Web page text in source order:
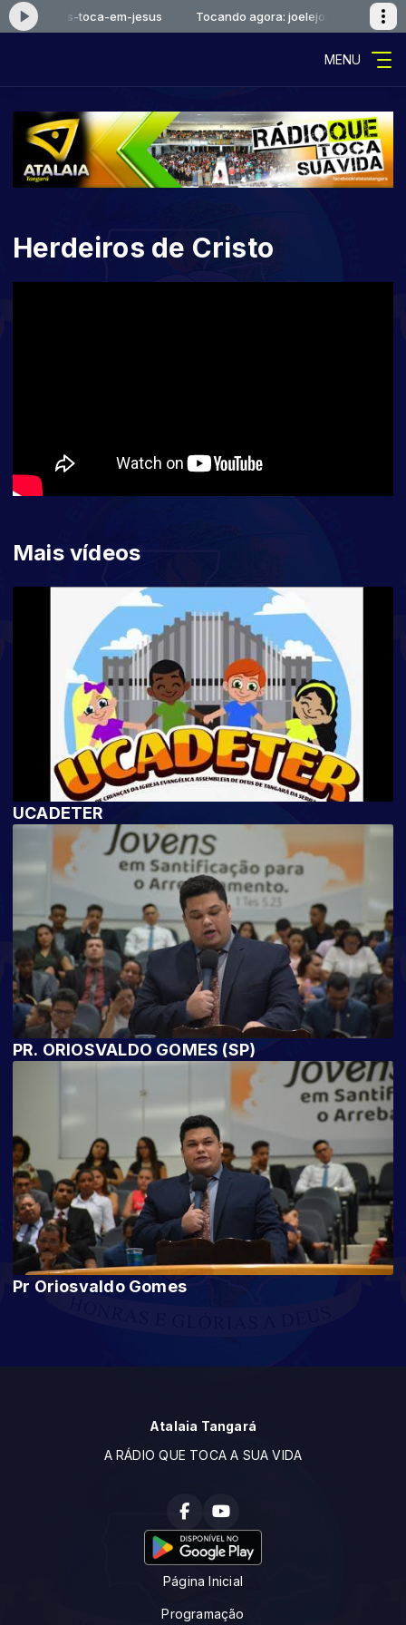
joelejonas-toca-em-jesus Tocando agora: joelejonas-toca-em-
MENU
Herdeiros de Cristo
Mais vídeos
UCADETER
PR. ORIOSVALDO GOMES (SP)
Pr Oriosvaldo Gomes
Atalaia Tangará
A RÁDIO QUE TOCA A SUA VIDA
Página Inicial
Programação